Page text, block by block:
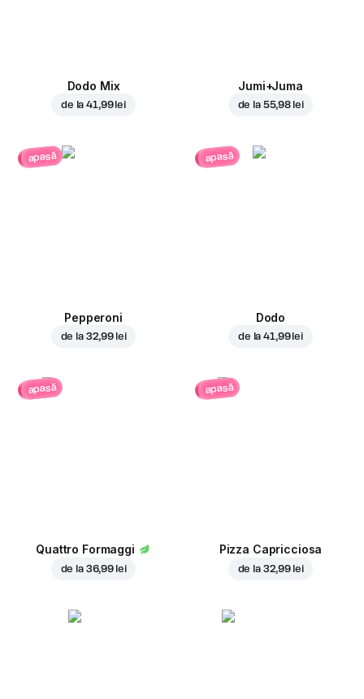
Dodo Mix
de la41,99 lei
Jumi+Juma
de la 55,98 lei
apasă
Pepperoni
de la 32,99 lei
apasă
Dodo
de la41,99 lei
apasă
Quattro Formaggi
de la 36,99 lei
apasă
Pizza Capricciosa
de la 32,99 lei